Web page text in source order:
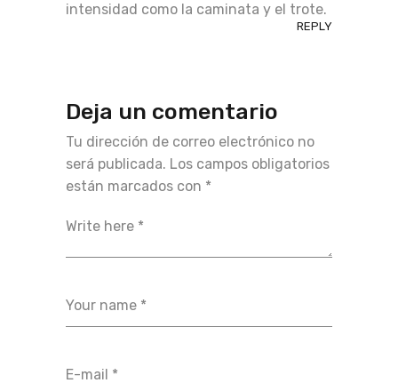
intensidad como la caminata y el trote.
REPLY
Deja un comentario
Tu dirección de correo electrónico no
será publicada. Los campos obligatorios
están marcados con *